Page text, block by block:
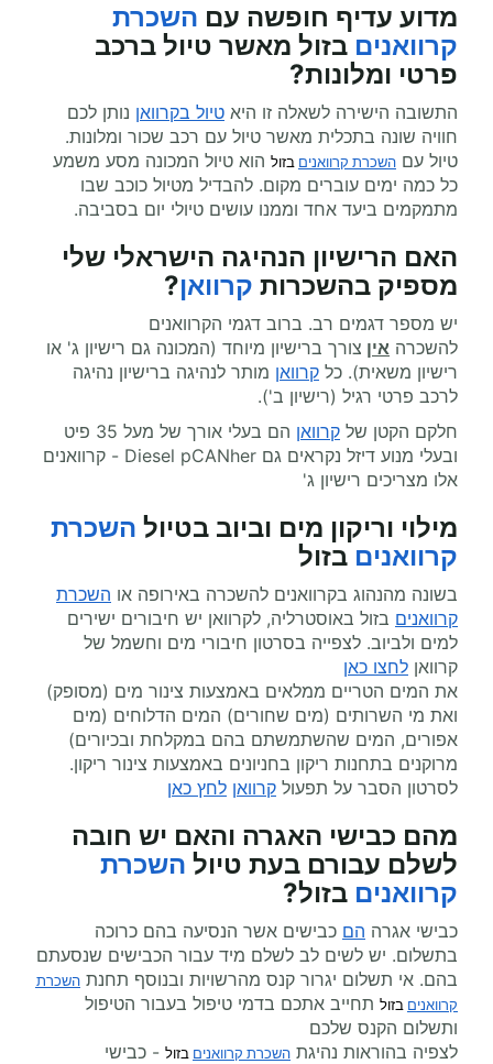
מדוע עדיף חופשה עם השכרת
קרוואנים בזול מאשר טיול ברכב
פרטי ומלונות?
התשובה הישירה לשאלה זו היא טיול בקרוואן נותן לכם
חוויה שונה בתכלית מאשר טיול עם רכב שכור ומלונות.
טיול עם השכרת קרוואנים בזול הוא טיול המכונה מסע משמע
כל כמה ימים עוברים מקום. להבדיל מטיול כוכב שבו
מתמקמים ביעד אחד וממנו עושים טיולי יום בסביבה.
האם הרישיון הנהיגה הישראלי שלי
מספיק בהשכרות קרוואן?
יש מספר דגמים רב. ברוב דגמי הקרוואנים
להשכרה אין צורך ברישיון מיוחד (המכונה גם רישיון ג' או
רישיון משאית). כל קרוואן מותר לנהיגה ברישיון נהיגה
לרכב פרטי רגיל (רישיון ב').
חלקם הקטן של קרוואן
הם בעלי אורך של מעל 35 פיט
ובעלי מנוע דיזל נקראים גם Diesel pCANher - קרוואנים
אלו מצריכים רישיון ג'
מילוי וריקון מים וביוב בטיול השכרת
קרוואנים בזול
בשונה מהנהוג בקרוואנים להשכרה באירופה או השכרת
קרוואנים בזול באוסטרליה, לקרוואן יש חיבורים ישירים
למים ולביוב. לצפייה בסרטון חיבורי מים וחשמל של
קרוואן לחצו כאן
את המים הטריים ממלאים באמצעות צינור מים (מסופק)
ואת מי השרותים (מים שחורים) המים הדלוחים (מים
אפורים, המים שהשתמשתם בהם במקלחת ובכיורים)
מרוקנים בתחנות ריקון בחניונים באמצעות צינור ריקון.
לסרטון הסבר על תפעול קרוואן לחץ כאן
מהם כבישי האגרה והאם יש חובה
לשלם עבורם בעת טיול השכרת
קרוואנים בזול?
כבישי אגרה הם כבישים אשר הנסיעה בהם כרוכה
בתשלום. יש לשים לב לשלם מיד עבור הכבישים שנסעתם
בהם. אי תשלום יגרור קנס מהרשויות ובנוסף תחנת
קרוואנים בזול תחייב אתכם בדמי טיפול בעבור הטיפול
ותשלום הקנס שלכם
לצפיה בהוראות נהיגת השכרת קרוואנים בזול - כבישי